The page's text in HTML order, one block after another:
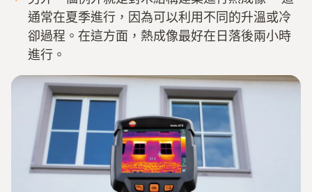
通常在夏季進行，因為可以利用不同的升溫或冷
卻過程。在這方面，熱成像最好在日落後兩小時
進行。